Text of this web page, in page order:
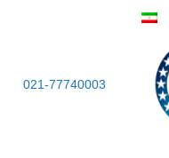
021-77740003